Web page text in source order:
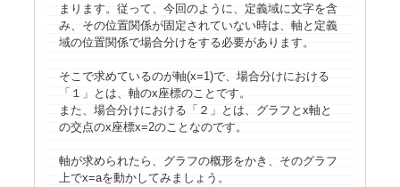
まります。従って、今回のように、定義域に文字を含
み、その位置関係が固定されていない時は、軸と定義
域の位置関係で場合分けをする必要があります。
そこで求めているのが軸(x=1)で、場合分けにおける
「１」とは、軸のx座標のことです。
また、場合分けにおける「２」とは、グラフと x軸と
の交点のx座標x=2のことなのです。
軸が求められたら、グラフの概形をかき、そのグラフ
上でx=aを動かしてみましょう。